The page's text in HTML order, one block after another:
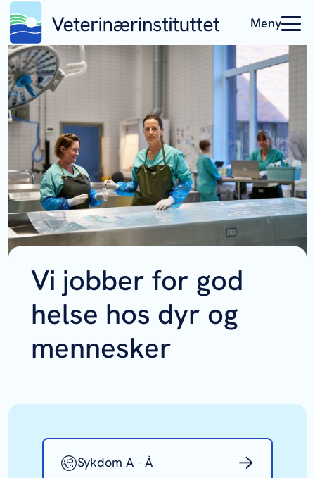
Meny
Vi jobber for god
helse hos dyr og
mennesker
Sykdom A - Å